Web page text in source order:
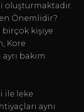
oluşturmaktadır.
Önemlidir?
birçok kişiye
Kore
bakım
ile leke
aynı